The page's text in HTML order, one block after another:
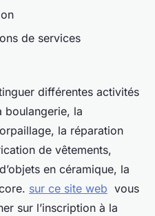
de services
différentes activités
boulangerie, la
la réparation
de vêtements,
en céramique, la
sur ce site web vous
sur l’inscription à la